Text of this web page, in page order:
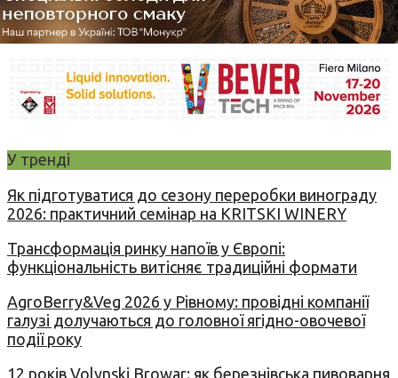
У тренді
Як підготуватися до сезону переробки винограду
2026: практичний семінар на KRITSKI WINERY
Трансформація ринку напоїв у Європі:
функціональність витісняє традиційні формати
AgroBerry&Veg 2026 у Рівному: провідні компанії
галузі долучаються до головної ягідно-овочевої
події року
12 років Volynski Browar: як березнівська пивоварня